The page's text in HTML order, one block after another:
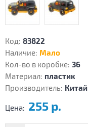
Код: 83822
Наличие: Мало
Кол-во в коробке: 36
Материал: пластик
Производитель: Китай
Цена: 255 р.